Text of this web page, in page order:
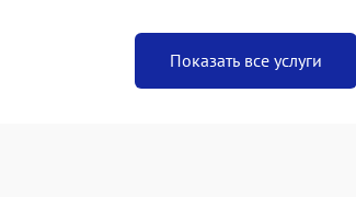
Показать все услуги